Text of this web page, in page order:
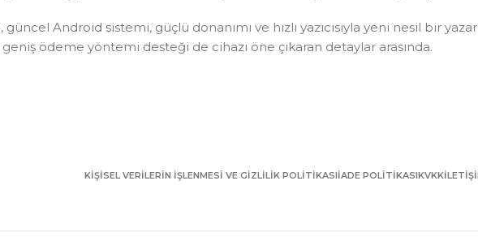
güncel Android sistemi, güçlü donanımı ve hızlı yazıcısıyla yeni nesil bir
ödeme yöntemi desteği de cihazı öne çıkaran detaylar arasında.
KIŞISEL VERILERIN İŞLENMESI VE GIZLILIK POLITIKASIİADE POLITIKASIKVKK